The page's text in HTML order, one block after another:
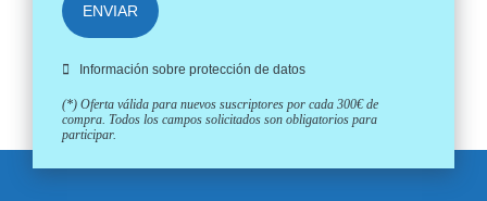
ENVIAR
Información sobre protección de datos
(*) Oferta válida para nuevos suscriptores por cada 300€ de
compra. Todos los campos solicitados son obligatorios para
participar.